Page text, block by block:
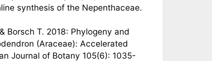
synthesis of the Nepenthaceae.
Borsch T. 2018: Phylogeny and
(Araceae): Accelerated
Journal of Botany 105(6): 1035-